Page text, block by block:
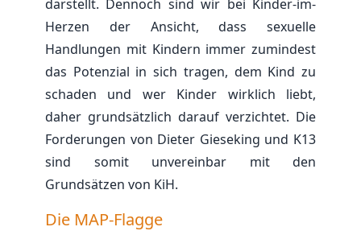
darstellt. Dennoch sind wir bei Kinder-im-
Herzen der Ansicht, dass sexuelle
Handlungen mit Kindern immer zumindest
das Potenzial in sich tragen, dem Kind zu
schaden und wer Kinder wirklich liebt,
daher grundsätzlich darauf verzichtet. Die
Forderungen von Dieter Gieseking und K13
sind somit unvereinbar mit den
Grundsätzen von KiH.
Die MAP-Flagge